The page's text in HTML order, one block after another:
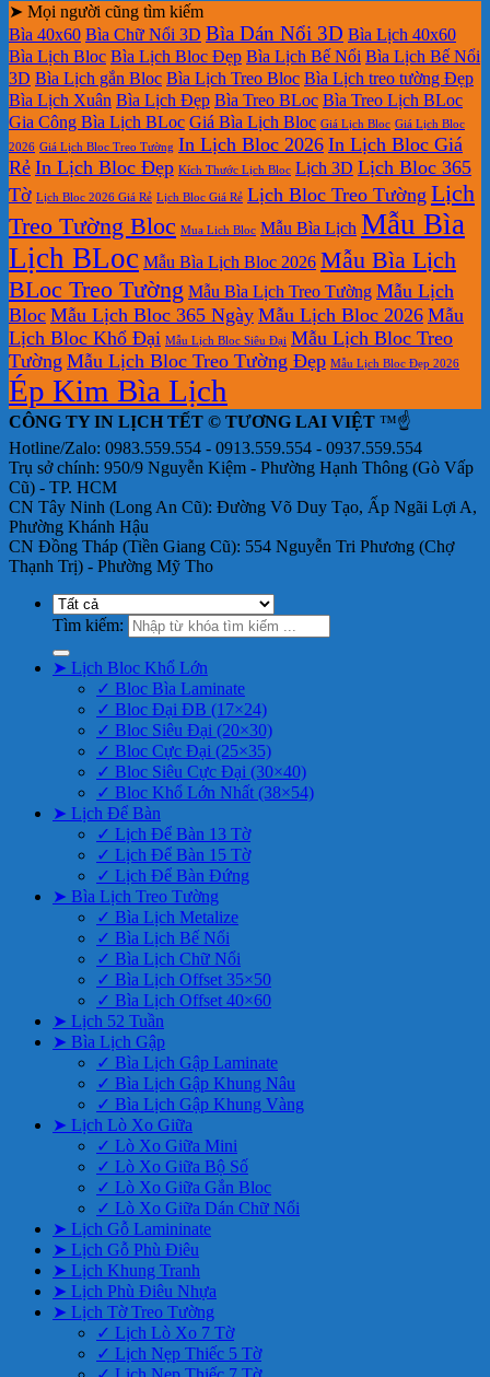
➤ Mọi người cũng tìm kiếm
Bìa 40x60 Bìa Chữ Nổi 3D Bìa Dán Nổi 3D Bìa Lịch 40x60
Bìa Lịch Bloc Bìa Lịch Bloc Đẹp Bìa Lịch Bế Nổi Bìa Lịch Bế Nổi
3D Bìa Lịch gắn Bloc Bìa Lịch Treo Bloc Bìa Lịch treo tường Đẹp
Bìa Lịch Xuân Bìa Lịch Đẹp Bìa Treo BLoc Bìa Treo Lịch BLoc
Gia Công Bìa Lịch BLoc Giá Bìa Lịch Bloc Giá Lịch Bloc Giá Lịch Bloc
2026 Giá Lịch Bloc Treo Tường In Lịch Bloc 2026 In Lịch Bloc Giá
Rẻ In Lịch Bloc Đẹp Kích Thước Lịch Bloc Lịch 3D Lịch Bloc 365
Tờ Lịch Bloc 2026 Giá Rẻ Lịch Bloc Giá Rẻ Lịch Bloc Treo Tường Lịch
Treo Tường Bloc Mua Lich Bloc Mẫu Bìa Lịch Mẫu Bìa
Lịch BLoc Mẫu Bìa Lịch Bloc 2026 Mẫu Bìa Lịch
BLoc Treo Tường Mẫu Bìa Lịch Treo Tường Mẫu Lịch
Bloc Mẫu Lịch Bloc 365 Ngày Mẫu Lịch Bloc 2026 Mẫu
Lịch Bloc Khổ Đại Mẫu Lịch Bloc Siêu Đại Mẫu Lịch Bloc Treo
Tường Mẫu Lịch Bloc Treo Tường Đẹp Mẫu Lịch Bloc Đẹp 2026
Ép Kim Bìa Lịch
CÔNG TY IN LỊCH TẾT © TƯƠNG LAI VIỆT ™☝️
Hotline/Zalo: 0983.559.554 - 0913.559.554 - 0937.559.554
Trụ sở chính: 950/9 Nguyễn Kiệm - Phường Hạnh Thông (Gò Vấp
Cũ) - TP. HCM
CN Tây Ninh (Long An Cũ): Đường Võ Duy Tạo, Ấp Ngãi Lợi A,
Phường Khánh Hậu
CN Đồng Tháp (Tiền Giang Cũ): 554 Nguyễn Tri Phương (Chợ
Thạnh Trị) - Phường Mỹ Tho
Tìm kiếm:
➤ Lịch Bloc Khổ Lớn
✓ Bloc Bìa Laminate
✓ Bloc Đại ĐB (17×24)
✓ Bloc Siêu Đại (20×30)
✓ Bloc Cực Đại (25×35)
✓ Bloc Siêu Cực Đại (30×40)
✓ Bloc Khổ Lớn Nhất (38×54)
➤ Lịch Để Bàn
✓ Lịch Để Bàn 13 Tờ
✓ Lịch Để Bàn 15 Tờ
✓ Lịch Để Bàn Đứng
➤ Bìa Lịch Treo Tường
✓ Bìa Lịch Metalize
✓ Bìa Lịch Bế Nổi
✓ Bìa Lịch Chữ Nổi
✓ Bìa Lịch Offset 35×50
✓ Bìa Lịch Offset 40×60
➤ Lịch 52 Tuần
➤ Bìa Lịch Gập
✓ Bìa Lịch Gập Laminate
✓ Bìa Lịch Gập Khung Nâu
✓ Bìa Lịch Gập Khung Vàng
➤ Lịch Lò Xo Giữa
✓ Lò Xo Giữa Mini
✓ Lò Xo Giữa Bộ Số
✓ Lò Xo Giữa Gắn Bloc
✓ Lò Xo Giữa Dán Chữ Nổi
➤ Lịch Gỗ Lamininate
➤ Lịch Gỗ Phù Điêu
➤ Lịch Khung Tranh
➤ Lịch Phù Điêu Nhựa
➤ Lịch Tờ Treo Tường
✓ Lịch Lò Xo 7 Tờ
✓ Lịch Nẹp Thiếc 5 Tờ